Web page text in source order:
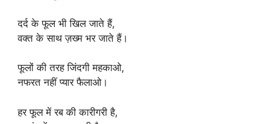
दर्द के फूल भी खिल जाते हैं,
वक्त के साथ ज़ख्म भर जाते हैं।
फूलों की तरह जिंदगी महकाओ,
नफरत नहीं प्यार फैलाओ।
हर फूल में रब की कारीगरी है,